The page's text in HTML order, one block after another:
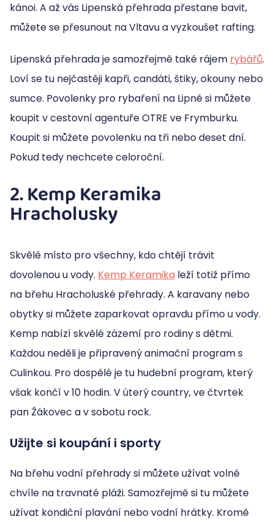
kánoi. A až vás Lipenská přehrada přestane bavit,
můžete se přesunout na Vltavu a vyzkoušet rafting.
Lipenská přehrada je samozřejmě také rájem rybářů.
Loví se tu nejčastěji kapři, candáti, štiky, okouny nebo
sumce. Povolenky pro rybaření na Lipně si můžete
koupit v cestovní agentuře OTRE ve Frymburku.
Koupit si můžete povolenku na tři nebo deset dní.
Pokud tedy nechcete celoroční.
2. Kemp Keramika
Hracholusky
Skvělé místo pro všechny, kdo chtějí trávit
dovolenou u vody. Kemp Keramika leží totiž přímo
na břehu Hracholuské přehrady. A karavany nebo
obytky si můžete zaparkovat opravdu přímo u vody.
Kemp nabízí skvělé zázemí pro rodiny s dětmi.
Každou neděli je připravený animační program s
Culinkou. Pro dospělé je tu hudební program, který
však končí v 10 hodin. V úterý country, ve čtvrtek
pan Žákovec a v sobotu rock.
Užijte si koupání i sporty
Na břehu vodní přehrady si můžete užívat volné
chvíle na travnaté pláži. Samozřejmě si tu můžete
užívat kondiční plavání nebo vodní hrátky. Kromě